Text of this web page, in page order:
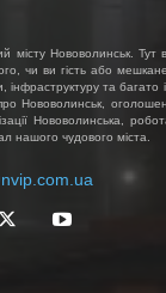
місту Нововолинськ. Тут
чи ви гість або
інфраструктуру та
Нововолинськ,
Нововолинська,
нашого чудового міста.